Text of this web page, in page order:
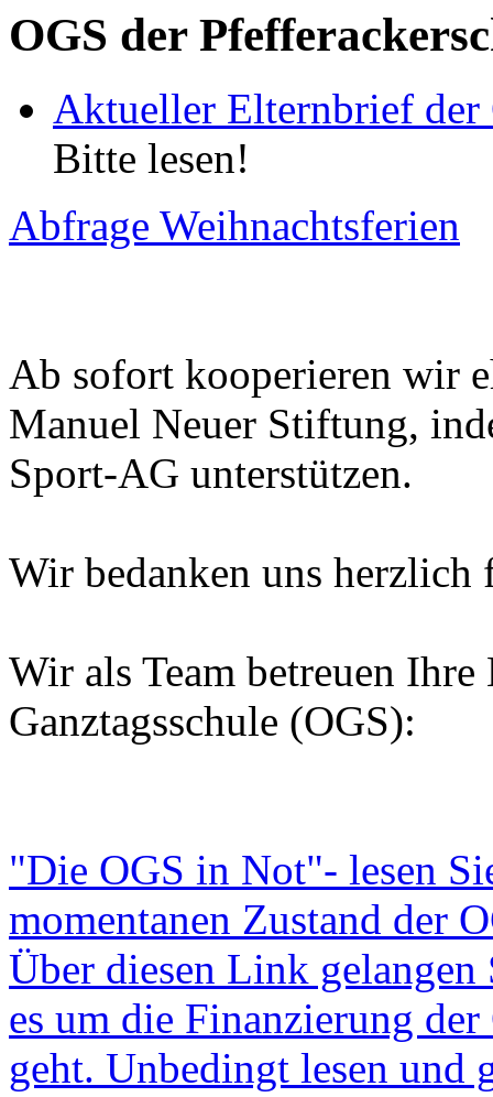
OGS der
Aktueller Elternbrief
Bitte lesen!
Abfrage Weihnachtsferien
Ab sofort kooperieren wir
Manuel Neuer Stiftung,
Sport-AG unterstützen.
Wir bedanken uns
Wir als Team betreuen
Ganztagsschule (OGS):
"Die OGS in Not"- lesen
momentanen Zustand der
Über diesen Link
es um die Finanzierung
geht. Unbedingt lesen und